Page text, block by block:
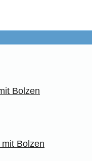
Bolzen
Bolzen